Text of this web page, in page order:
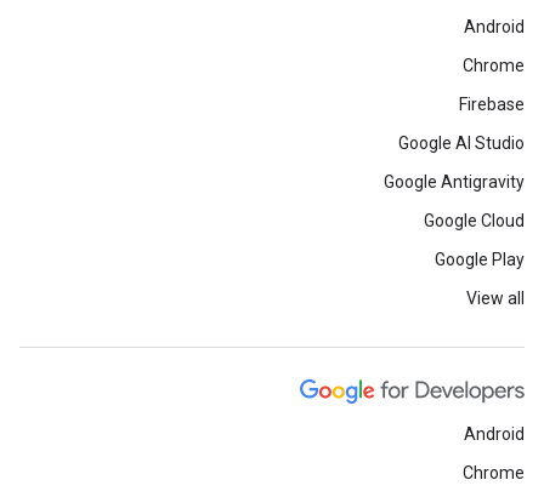
Android
Chrome
Firebase
Google AI Studio
Google Antigravity
Google Cloud
Google Play
View all
Android
Chrome